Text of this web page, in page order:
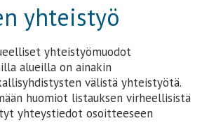
yhteistyö
yhteistyömuodot
alueilla on ainakin
välistä yhteistyötä.
huomiot listauksen virheellisistä
yhteystiedot osoitteeseen